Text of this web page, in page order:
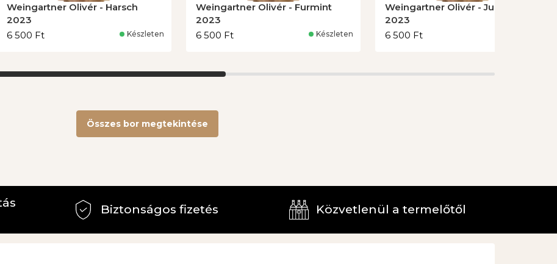
Weingartner Olivér - Harsch
2023
6 500 Ft
Készleten
Weingartner Olivér - Furmint
2023
6 500 Ft
Készleten
Weingartner Olivér - Juhfark
2023
6 500 Ft
Összes bor megtekintése
Biztonságos fizetés Közvetlenül a termelőtől